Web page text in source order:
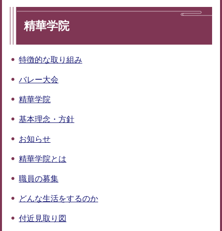
精華学院
特徴的な取り組み
バレー大会
精華学院
基本理念・方針
お知らせ
精華学院とは
職員の募集
どんな生活をするのか
付近見取り図